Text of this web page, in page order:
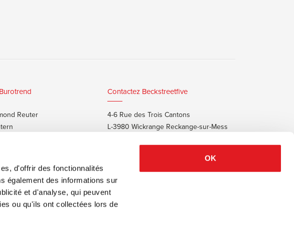
d'offrir des fonctionnalités
également des informations sur
et d'analyse, qui peuvent
ou qu'ils ont collectées lors de
OK
Reuter
Contactez Beckstreetfive
4-6 Rue des Trois Cantons
L-3980 Wickrange Reckange-sur-Mess
+352 48 25 68 55